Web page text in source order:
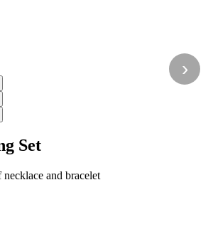
›
Set
and bracelet